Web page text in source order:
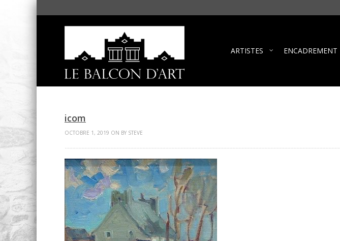
ARTISTES ENCADREMENT
icom
OCTOBRE 1, 2019 ON BY STEVE